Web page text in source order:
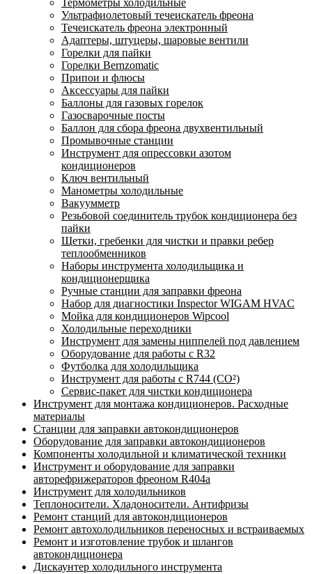
Термометры холодильные
Ультрафиолетовый течеискатель фреона
Течеискатель фреона электронный
Адаптеры, штуцеры, шаровые вентили
Горелки для пайки
Горелки Bernzomatic
Припои и флюсы
Аксессуары для пайки
Баллоны для газовых горелок
Газосварочные посты
Баллон для сбора фреона двухвентильный
Промывочные станции
Инструмент для опрессовки азотом
кондиционеров
Ключ вентильный
Манометры холодильные
Вакуумметр
Резьбовой соединитель трубок кондиционера без
пайки
Щетки, гребенки для чистки и правки ребер
теплообменников
Наборы инструмента холодильщика и
кондиционерщика
Ручные станции для заправки фреона
Набор для диагностики Inspector WIGAM HVAC
Мойка для кондиционеров Wipcool
Холодильные переходники
Инструмент для замены ниппелей под давлением
Оборудование для работы с R32
Футболка для холодильщика
Инструмент для работы с R744 (CO²)
Сервис-пакет для чистки кондиционера
Инструмент для монтажа кондиционеров. Расходные
материалы
Станции для заправки автокондиционеров
Оборудование для заправки автокондиционеров
Компоненты холодильной и климатической техники
Инструмент и оборудование для заправки
авторефрижераторов фреоном R404a
Инструмент для холодильников
Теплоносители. Хладоносители. Антифризы
Ремонт станций для автокондиционеров
Ремонт автохолодильников переносных и встраиваемых
Ремонт и изготовление трубок и шлангов
автокондиционера
Дискаунтер холодильного инструмента